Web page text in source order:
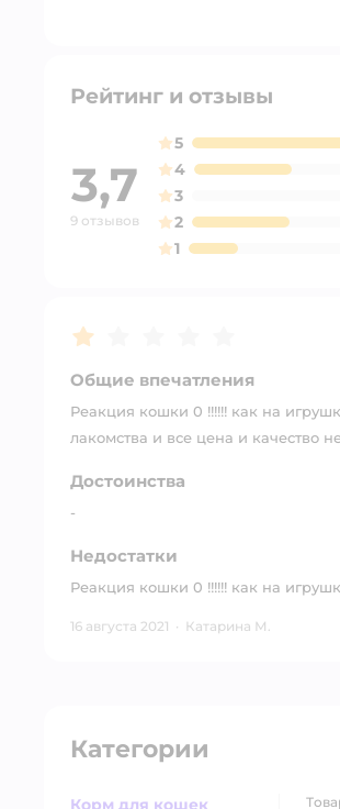
Рейтинг и отзывы
3,7
9 отзывов
5
4
3
2
1
Рейтинг:
Общие впечатления
Реакция кошки 0 !!!!!! как на
лакомства и все цена и качество
Достоинства
-
Недостатки
Реакция кошки 0 !!!!!! как на
16 августа 2021 · Катарина М.
Категории
Корм для кошек товары для кошек